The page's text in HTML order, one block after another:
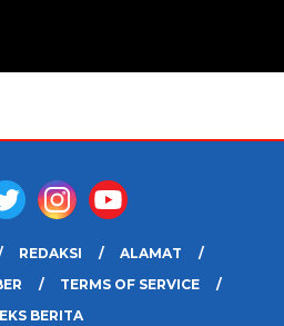
REDAKSI
ALAMAT
TERMS OF SERVICE
BERITA